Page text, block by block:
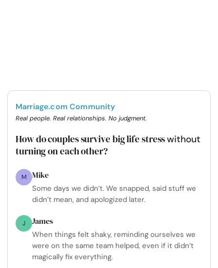
Marriage.com Community
Real people. Real relationships. No judgment.
How do couples survive big life stresswithout
turning on each other?
M Mike
Some days we didn’t. We snapped, said stuff we
didn’t mean, and apologized later.
J James
When things felt shaky, reminding ourselves we
were on the same team helped, even if it didn’t
magically fix everything.